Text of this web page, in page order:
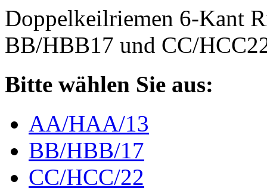
Doppelkeilriemen 6-Kant
BB/HBB17 und CC/
Bitte wählen Sie aus:
AA/HAA/13
BB/HBB/17
CC/HCC/22